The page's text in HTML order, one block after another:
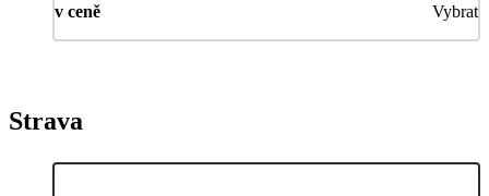
v ceně Vybrat
Strava